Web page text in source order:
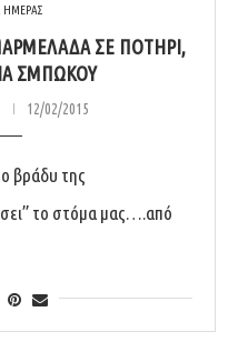
ΗΜΕΡΑΣ
ΣΕ ΠΟΤΉΡΙ,
ΣΜΠΏΚΟΥ
12/02/2015
βράδυ της
το στόμα μας….από